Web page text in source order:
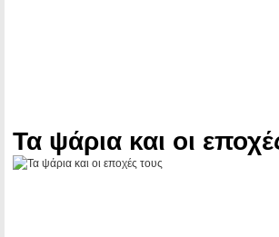
Τα ψάρια και οι